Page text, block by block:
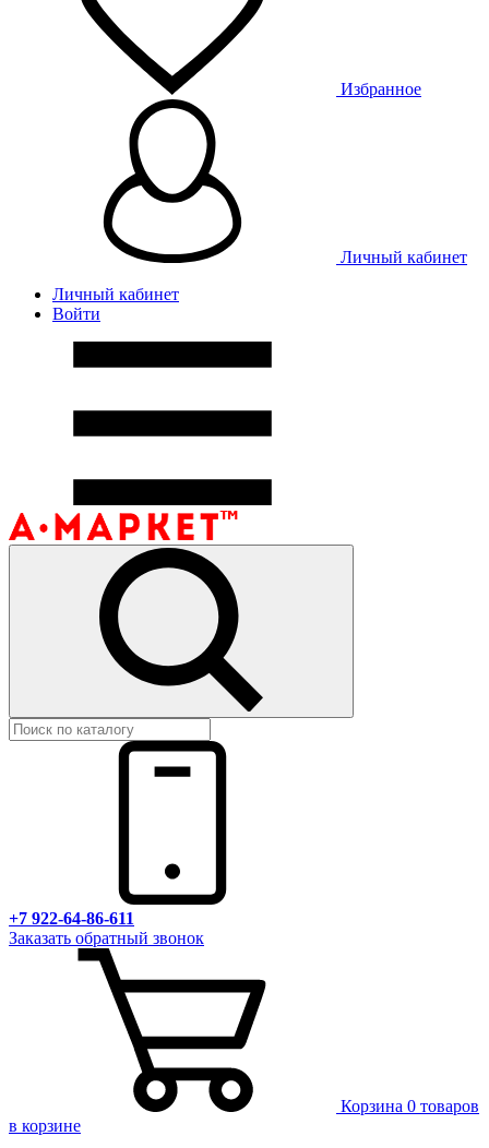
Избранное
Личный кабинет
Личный кабинет
Войти
+7 922-64-86-611
Заказать обратный звонок
Корзина 0 товаров
в корзине